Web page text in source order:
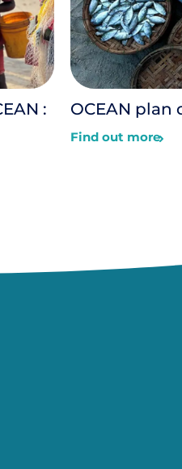
:
OCEAN plan
Find out more